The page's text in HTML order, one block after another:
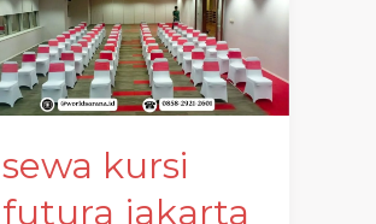
sewa kursi
futura jakarta
futura
jakarta
selatan
free